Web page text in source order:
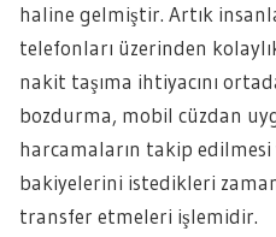
haline gelmiştir. Artık
telefonları üzerinden
nakit taşıma ihtiyacını
bozdurma, mobil cüzdan
harcamaların takip edilmesi
bakiyelerini istedikleri
transfer etmeleri işlemidir.